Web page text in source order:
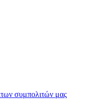
συμπολιτών μας